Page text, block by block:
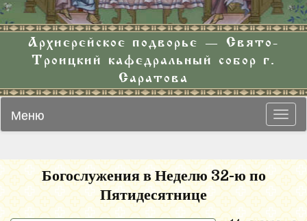
Архиерейское подворье — Свято-
Троицкий кафедральный собор г.
Саратова
Меню
Богослужения в Неделю 32-ю по
Пятидесятнице